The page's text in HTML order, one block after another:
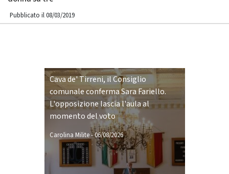
Pubblicato il 08/03/2019
Cava de' Tirreni, il Consiglio
comunale conferma Sara Fariello.
L'opposizione lascia l'aula al
momento del voto
Carolina Milite-06/08/2026